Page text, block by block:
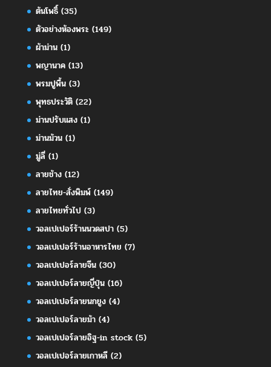
ต้นโพธิ์(35)
ตัวอย่างห้องพระ(149)
ผ้าม่าน(1)
พญานาค(13)
พรมปูพื้น(3)
พุทธประวัติ(22)
ม่านปรับแสง(1)
ม่านม้วน(1)
มู่ลี่(1)
ลายช้าง(12)
ลายไทย-สั่งพิมพ์(149)
ลายไทยทั่วไป(3)
วอลเปเปอร์ร้านนวดสปา(5)
วอลเปเปอร์ร้านอาหารไทย (7)
วอลเปเปอร์ลายจีน(30)
วอลเปเปอร์ลายญี่ปุ่น(16)
วอลเปเปอร์ลายนกยูง(4)
วอลเปเปอร์ลายม้า(4)
วอลเปเปอร์ลายอิฐ-in stock(5)
วอลเปเปอร์ลายเกาหลี(2)